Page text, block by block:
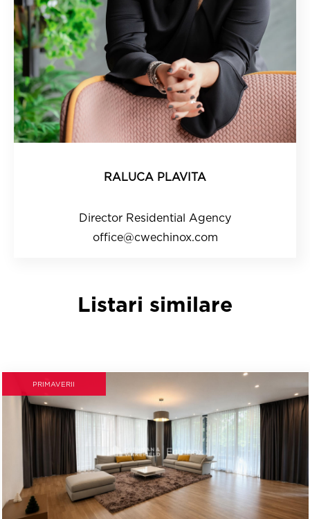
RALUCA PLAVITA
Director Residential Agency
office@cwechinox.com
Listari similare
PRIMAVERII